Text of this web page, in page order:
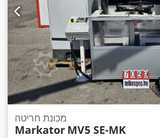
מכונת חריטה
Markator MV5 SE-MK